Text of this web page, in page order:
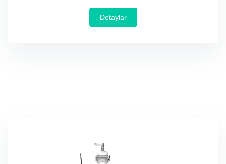
Detaylar